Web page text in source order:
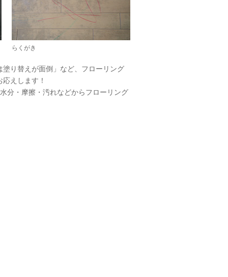
らくがき
り替えが面倒」など、フローリング
えします！
分・摩擦・汚れなどからフローリング